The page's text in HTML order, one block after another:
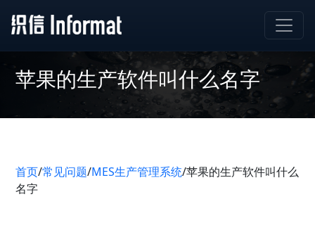
苹果的生产软件叫什么名字
首页/常见问题/MES生产管理系统/苹果的生产软件叫什么
名字